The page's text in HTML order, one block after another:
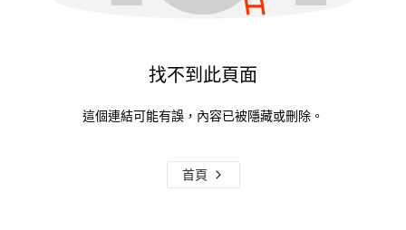
找不到此頁面
這個連結可能有誤，內容已被隱藏或刪除。
首頁